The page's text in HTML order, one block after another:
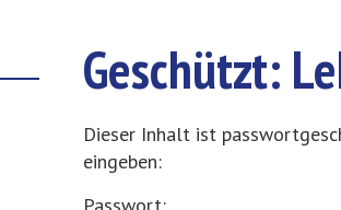
Geschützt:
Dieser Inhalt ist
eingeben: